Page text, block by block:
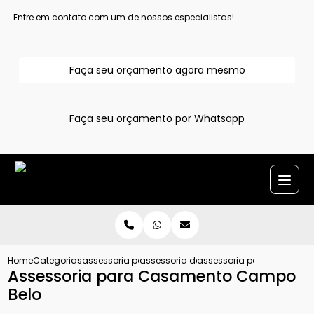
Entre em contato com um de nossos especialistas!
Faça seu orçamento agora mesmo
Faça seu orçamento por Whatsapp
HomeCategoriasassessoria para casamentos
assessoria de casamento completa
assessoria para
Assessoria para Casamento Campo
Belo